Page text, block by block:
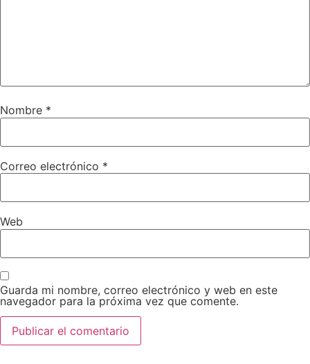
Nombre *
Correo electrónico *
Web
Guarda mi nombre, correo electrónico y web en este
navegador para la próxima vez que comente.